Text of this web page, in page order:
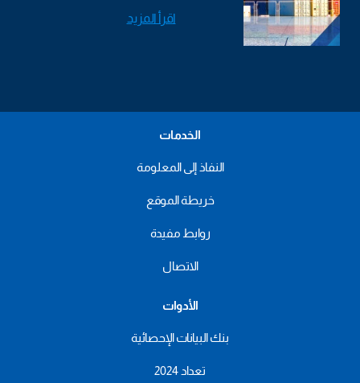
اقرأ المزيد
الخدمات
النفاذ إلى المعلومة
خريطة الموقع
روابط مفيدة
الاتصال
الأدوات
بنك البيانات الإحصائية
تعداد 2024